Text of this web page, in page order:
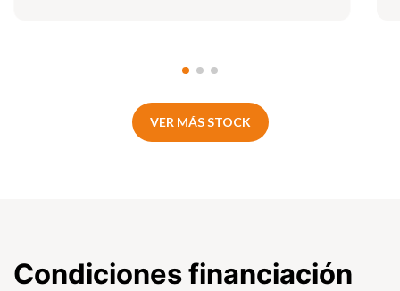
VER MÁS STOCK
Condiciones financiación